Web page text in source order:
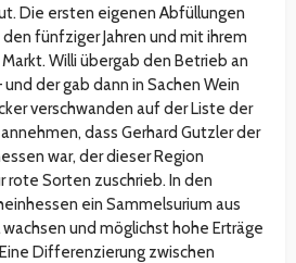
Die ersten eigenen Abfüllungen
fünfziger Jahren und mit ihrem
Willi übergab den Betrieb an
der gab dann in Sachen Wein
verschwanden auf der Liste der
dass Gerhard Gutzler der
war, der dieser Region
Sorten zuschrieb. In den
ein Sammelsurium aus
und möglichst hohe Erträge
Differenzierung zwischen